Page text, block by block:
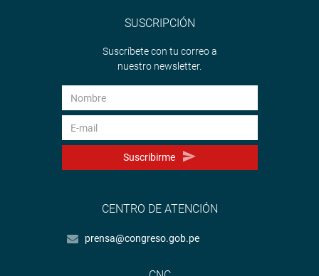
SUSCRIPCIÓN
Suscríbete con tu correo a
nuestro newsletter.
Suscribirme
CENTRO DE ATENCIÓN
prensa@congreso.gob.pe